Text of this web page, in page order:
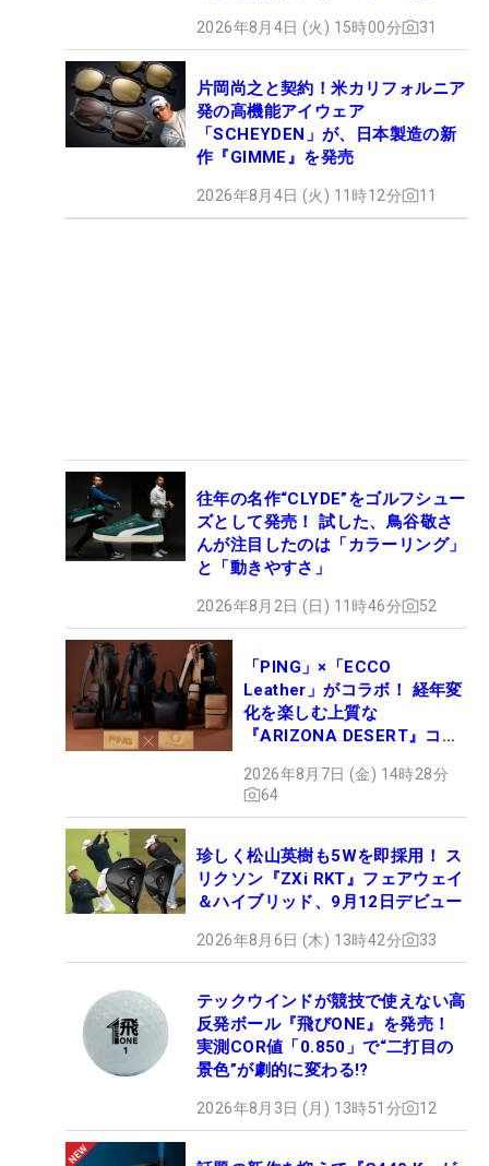
2026年8月4日 (火) 15時00分 31
片岡尚之と契約！米カリフォルニア
発の高機能アイウェア
「SCHEYDEN」が、日本製造の新
作『GIMME』を発売
2026年8月4日 (火) 11時12分 11
往年の名作“CLYDE”をゴルフシュー
ズとして発売！ 試した、鳥谷敬さ
んが注目したのは「カラーリング」
と「動きやすさ」
2026年8月2日 (日) 11時46分 52
「PING」×「ECCO
Leather」がコラボ！ 経年変
化を楽しむ上質な
『ARIZONA DESERT』コレ
ュー
2026年8月7日 (金) 14時28分
64
珍しく松山英樹も5Wを即採用！ ス
リクソン『ZXi RKT』フェアウェイ
＆ハイブリッド、9月12日デビュー
2026年8月6日 (木) 13時42分 33
テックウインドが競技で使えない高
反発ボール『飛びONE』を発売！
実測COR値「0.850」で“二打目の
景色”が劇的に変わる!?
2026年8月3日 (月) 13時51分 12